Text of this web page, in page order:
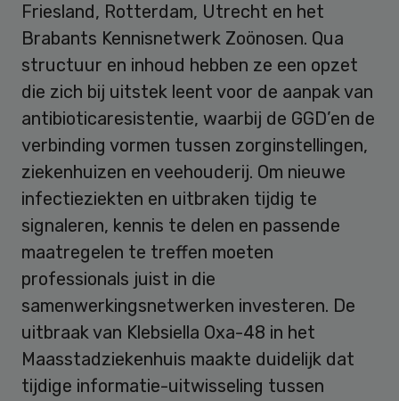
Friesland, Rotterdam, Utrecht en het
Brabants Kennisnetwerk Zoönosen. Qua
structuur en inhoud hebben ze een opzet
die zich bij uitstek leent voor de aanpak van
antibioticaresistentie, waarbij de GGD’en de
verbinding vormen tussen zorginstellingen,
ziekenhuizen en veehouderij. Om nieuwe
infectieziekten en uitbraken tijdig te
signaleren, kennis te delen en passende
maatregelen te treffen moeten
professionals juist in die
samenwerkingsnetwerken investeren. De
uitbraak van Klebsiella Oxa-48 in het
Maasstadziekenhuis maakte duidelijk dat
tijdige informatie-uitwisseling tussen